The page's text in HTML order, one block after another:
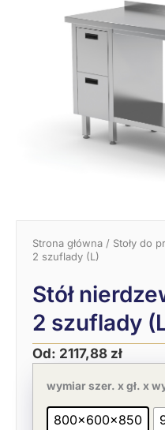
Strona główna / Stoły do
2 szuflady (L)
Stół
2 szuflady
Od: 2117,88 zł
wymiar szer. x gł. x
800x600x850
Pierwotna
cena
wynosiła:
3258,27 zł.
Aktualna
cena
wynosi:
2117,88
Stół
nierdzewny
półką